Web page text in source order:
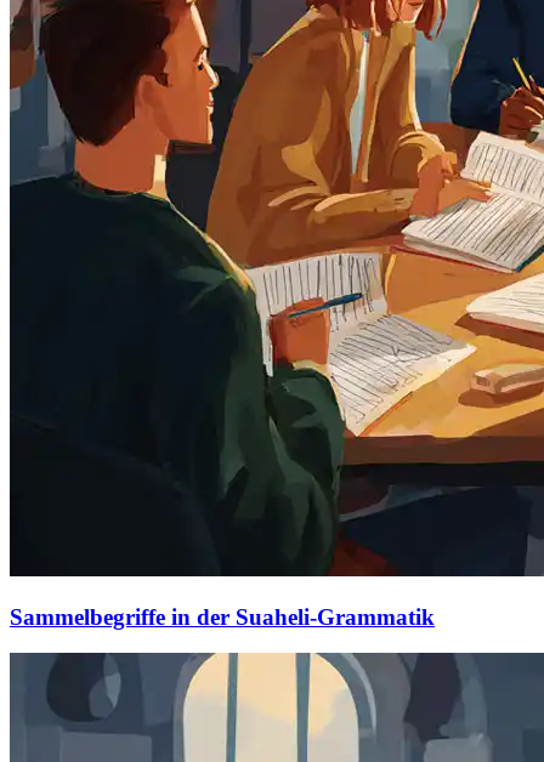
Sammelbegriffe in der Suaheli-Grammatik